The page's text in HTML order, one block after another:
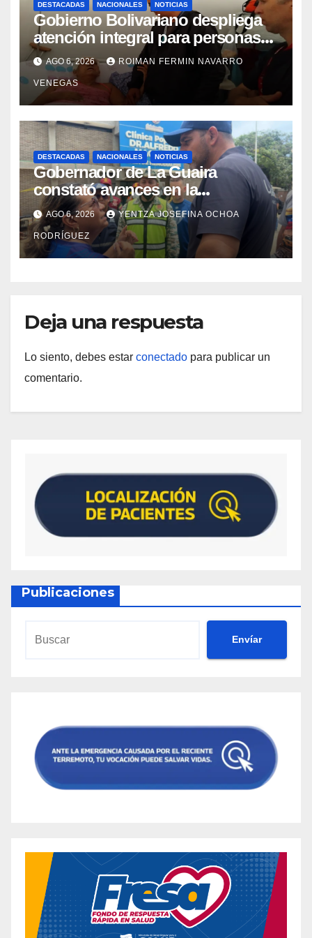
DESTACADAS NACIONALES NOTICIAS
Gobierno Bolivariano despliega
atención integral para personas
con discapacidad en
campamentos de La Guaira
AGO 6, 2026 ROIMAN FERMIN NAVARRO
VENEGAS
DESTACADAS NACIONALES NOTICIAS
Gobernador de La Guaira
constató avances en la
rehabilitación del Hospitalito de
Catia la Mar
AGO 6, 2026 YENTZA JOSEFINA OCHOA
RODRÍGUEZ
Deja una respuesta
Lo siento, debes estar conectado para publicar un
comentario.
Publicaciones
Envíar